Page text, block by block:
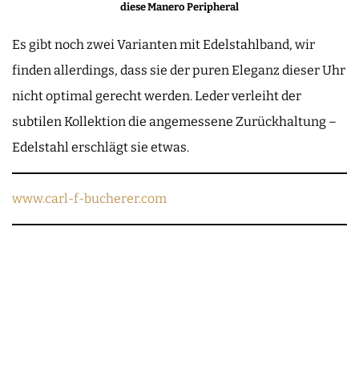
diese Manero Peripheral
Es gibt noch zwei Varianten mit Edelstahlband, wir
finden allerdings, dass sie der puren Eleganz dieser Uhr
nicht optimal gerecht werden. Leder verleiht der
subtilen Kollektion die angemessene Zurückhaltung –
Edelstahl erschlägt sie etwas.
www.carl-f-bucherer.com